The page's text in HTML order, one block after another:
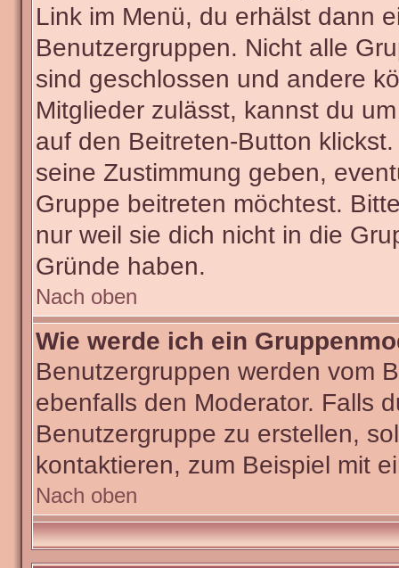
Link im Menü, du erhälst dann
Benutzergruppen. Nicht alle
sind geschlossen und andere
Mitglieder zulässt, kannst du
auf den Beitreten-Button
seine Zustimmung geben,
Gruppe beitreten möchtest.
nur weil sie dich nicht in die
Gründe haben.
Nach oben
Wie werde ich ein
Benutzergruppen werden vom
ebenfalls den Moderator. Falls
Benutzergruppe zu erstellen,
kontaktieren, zum Beispiel mit
Nach oben